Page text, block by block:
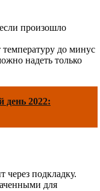
произошло
до минус
надеть только
2022:
через подкладку.
для